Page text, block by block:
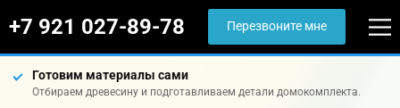
+7 921 027-89-78 Перезвоните мне
Готовим материалы сами
Отбираем древесину и подготавливаем детали домокомплекта.